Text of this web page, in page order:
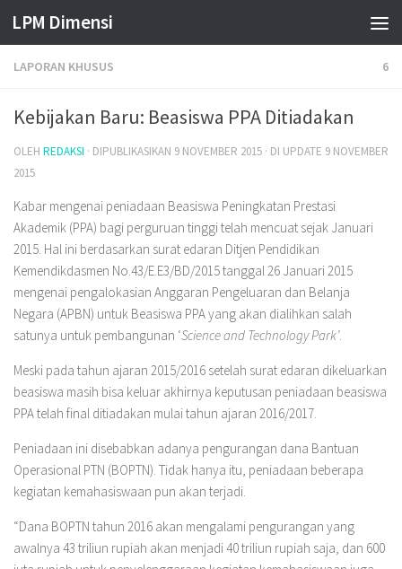
Skip to content
LPM Dimensi
LAPORAN KHUSUS 6
Kebijakan Baru: Beasiswa PPA Ditiadakan
OLEH REDAKSI · DIPUBLIKASIKAN 9 NOVEMBER 2015 · DI UPDATE 9 NOVEMBER
2015
Kabar mengenai peniadaan Beasiswa Peningkatan Prestasi
Akademik (PPA) bagi perguruan tinggi telah mencuat sejak Januari
2015. Hal ini berdasarkan surat edaran Ditjen Pendidikan
Kemendikdasmen No.43/E.E3/BD/2015 tanggal 26 Januari 2015
mengenai pengalokasian Anggaran Pengeluaran dan Belanja
Negara (APBN) untuk Beasiswa PPA yang akan dialihkan salah
satunya untuk pembangunan ‘Science and Technology Park’.
Meski pada tahun ajaran 2015/2016 setelah surat edaran dikeluarkan
beasiswa masih bisa keluar akhirnya keputusan peniadaan beasiswa
PPA telah final ditiadakan mulai tahun ajaran 2016/2017.
Peniadaan ini disebabkan adanya pengurangan dana Bantuan
Operasional PTN (BOPTN). Tidak hanya itu, peniadaan beberapa
kegiatan kemahasiswaan pun akan terjadi.
“Dana BOPTN tahun 2016 akan mengalami pengurangan yang
awalnya 43 triliun rupiah akan menjadi 40 triliun rupiah saja, dan 600